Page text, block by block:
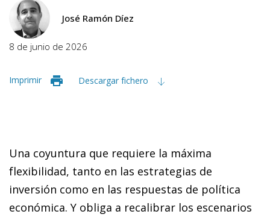
José Ramón Díez
8 de junio de 2026
Imprimir Descargar fichero
Una coyuntura que requiere la máxima
flexibilidad, tanto en las estrategias de
inversión como en las respuestas de política
económica. Y obliga a recalibrar los escenarios